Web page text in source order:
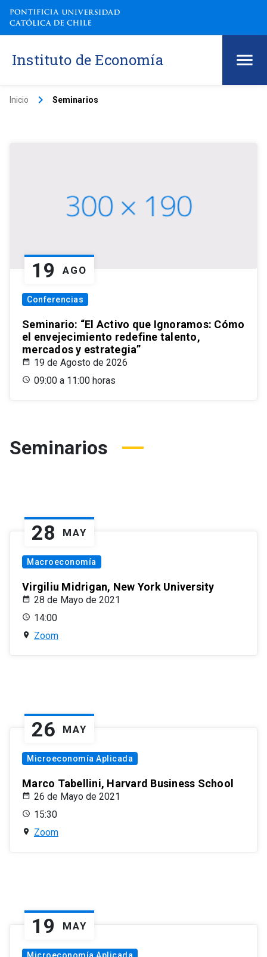
Instituto de Economía
Inicio keyboard_arrow_right Seminarios
19 AGO
Conferencias
Seminario: “El Activo que Ignoramos: Cómo
el envejecimiento redefine talento,
mercados y estrategia”
19 de Agosto de 2026
09:00 a 11:00 horas
Seminarios
28 MAY
Macroeconomía
Virgiliu Midrigan, New York University
28 de Mayo de 2021
14:00
Zoom
26 MAY
Microeconomía Aplicada
Marco Tabellini, Harvard Business School
26 de Mayo de 2021
15:30
Zoom
19 MAY